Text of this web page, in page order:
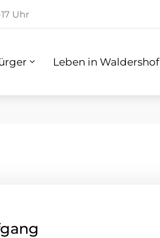
Uhr
Leben in Waldershof